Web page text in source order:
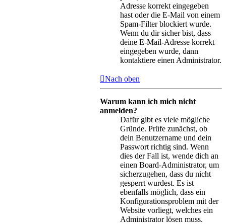
Adresse korrekt eingegeben
hast oder die E-Mail von einem
Spam-Filter blockiert wurde.
Wenn du dir sicher bist, dass
deine E-Mail-Adresse korrekt
eingegeben wurde, dann
kontaktiere einen Administrator.
Nach oben
Warum kann ich mich nicht
anmelden?
Dafür gibt es viele mögliche
Gründe. Prüfe zunächst, ob
dein Benutzername und dein
Passwort richtig sind. Wenn
dies der Fall ist, wende dich an
einen Board-Administrator, um
sicherzugehen, dass du nicht
gesperrt wurdest. Es ist
ebenfalls möglich, dass ein
Konfigurationsproblem mit der
Website vorliegt, welches ein
Administrator lösen muss.